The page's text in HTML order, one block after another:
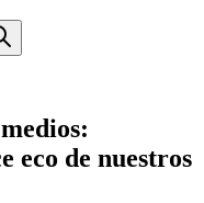
eco de nuestros